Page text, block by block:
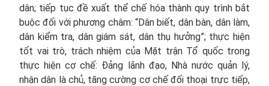
dân; tiếp tục đề xuất thể chế hóa thành quy trình bắt
buộc đối với phương châm: “Dân biết, dân bàn, dân làm,
dân kiểm tra, dân giám sát, dân thụ hưởng”; thực hiện
tốt vai trò, trách nhiệm của Mặt trận Tổ quốc trong
thực hiện cơ chế: Đảng lãnh đạo, Nhà nước quản lý,
nhân dân là chủ, tăng cường cơ chế đối thoại trực tiếp,